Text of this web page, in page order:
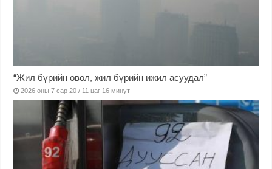
“Жил бүрийн өвөл, жил бүрийн ижил асуудал”
2026 оны 7 сар 20 / 11 цаг 16 минут